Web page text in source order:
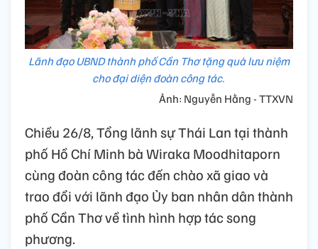
Lãnh đạo UBND thành phố Cần Thơ tặng quà lưu niệm
cho đại diện đoàn công tác.
Ảnh: Nguyễn Hằng - TTXVN
Chiều 26/8, Tổng lãnh sự Thái Lan tại thành
phố Hồ Chí Minh bà Wiraka Moodhitaporn
cùng đoàn công tác đến chào xã giao và
trao đổi với lãnh đạo Ủy ban nhân dân thành
phố Cần Thơ về tình hình hợp tác song
phương.